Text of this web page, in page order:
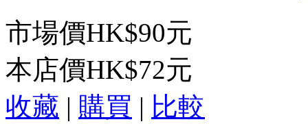
市場價HK$90元
本店價HK$72元
收藏 | 購買 | 比較